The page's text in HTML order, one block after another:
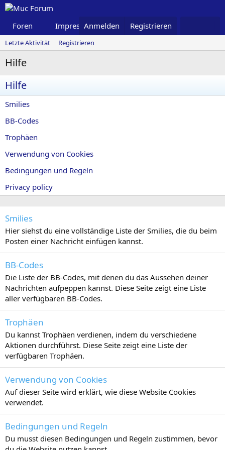
Foren Impressum Was ist neu
Anmelden Registrieren
Letzte Aktivität Registrieren
Hilfe
Hilfe
Smilies
BB-Codes
Trophäen
Verwendung von Cookies
Bedingungen und Regeln
Privacy policy
Smilies
Hier siehst du eine vollständige Liste der Smilies, die du beim
Posten einer Nachricht einfügen kannst.
BB-Codes
Die Liste der BB-Codes, mit denen du das Aussehen deiner
Nachrichten aufpeppen kannst. Diese Seite zeigt eine Liste
aller verfügbaren BB-Codes.
Trophäen
Du kannst Trophäen verdienen, indem du verschiedene
Aktionen durchführst. Diese Seite zeigt eine Liste der
verfügbaren Trophäen.
Verwendung von Cookies
Auf dieser Seite wird erklärt, wie diese Website Cookies
verwendet.
Bedingungen und Regeln
Du musst diesen Bedingungen und Regeln zustimmen, bevor